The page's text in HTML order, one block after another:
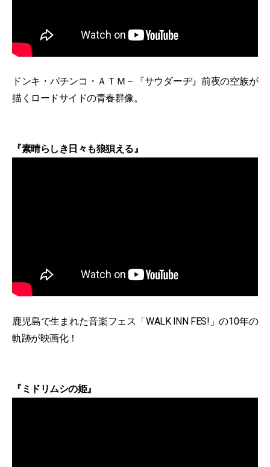
ドンキ・パチンコ・ＡＴＭ－『サウダーヂ』前夜の空族が
描くロードサイドの青春群像。
『素晴らしき日々も狼狽える』
鹿児島で生まれた音楽フェス「WALK INN FES!」の10年の
軌跡が映画化！
『ミドリムシの姫』